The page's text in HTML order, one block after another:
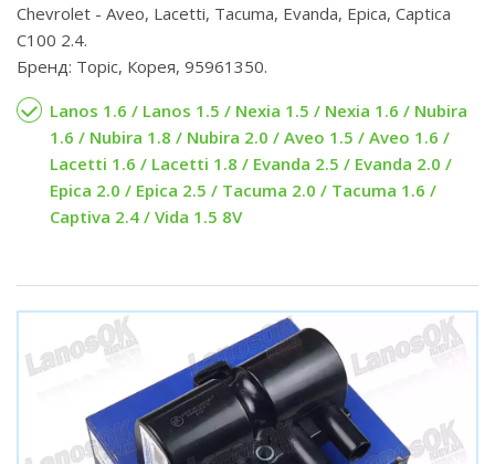
Chevrolet - Aveo, Lacetti, Tacuma, Evanda, Epica, Captica
C100 2.4.
Бренд: Topic, Корея, 95961350.
Lanos 1.6 / Lanos 1.5 / Nexia 1.5 / Nexia 1.6 / Nubira
1.6 / Nubira 1.8 / Nubira 2.0 / Aveo 1.5 / Aveo 1.6 /
Lacetti 1.6 / Lacetti 1.8 / Evanda 2.5 / Evanda 2.0 /
Epica 2.0 / Epica 2.5 / Tacuma 2.0 / Tacuma 1.6 /
Captiva 2.4 / Vida 1.5 8V